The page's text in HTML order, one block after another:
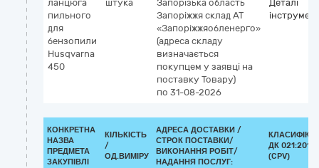
ланцюга
пильного
для
бензопили
Husqvarna
450
штука
Запорізька область
Запоріжжя склад АТ
«Запоріжжяобленерго»
(адреса складу
визначається
покупцем у заявці на
поставку Товару)
по 31-08-2026
Деталі
КОНКРЕТНА
НАЗВА
ПРЕДМЕТА
ЗАКУПІВЛІ
КІЛЬКІСТЬ
/
ОД.ВИМІРУ
АДРЕСА ДОСТАВКИ /
СТРОК ПОСТАВКИ/
ВИКОНАННЯ РОБІТ/
НАДАННЯ ПОСЛУГ:
ДК 021:2015
(CPV)